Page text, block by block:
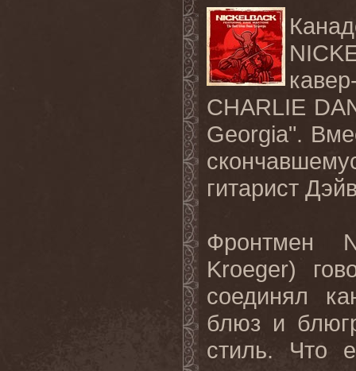
кавер
CHARLIE
Georgia".
гитарист
Фронтмен
Kroeger)
соединял
блюз и
стиль. Что